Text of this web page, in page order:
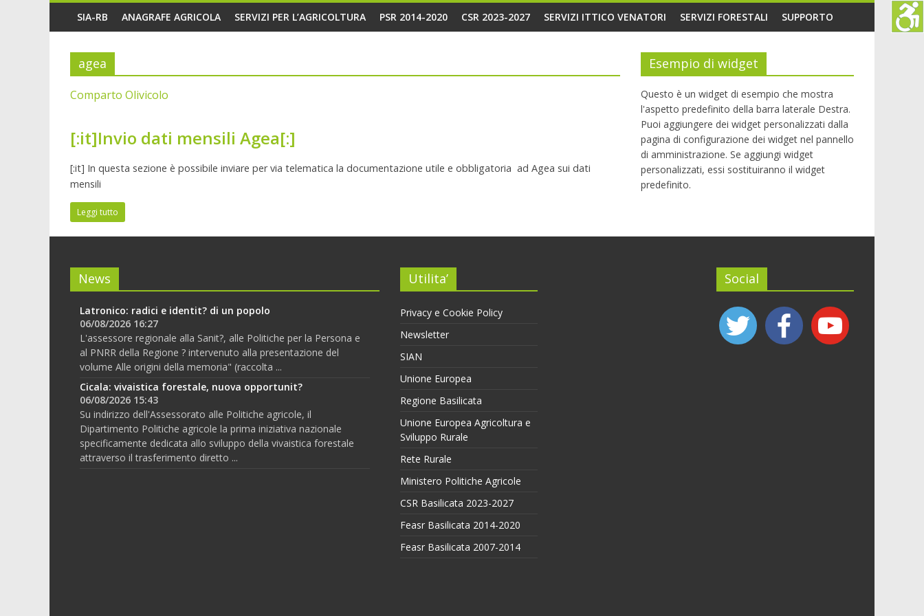
SIA-RB ANAGRAFE AGRICOLA SERVIZI PER L’AGRICOLTURA PSR 2014-2020 CSR 2023-2027 SERVIZI ITTICO VENATORI SERVIZI FORESTALI SUPPORTO
agea
Comparto Olivicolo
[:it]Invio dati mensili Agea[:]
[:it] In questa sezione è possibile inviare per via telematica la documentazione utile e obbligatoria ad Agea sui dati
mensili
Leggi tutto
Esempio di widget
Questo è un widget di esempio che mostra
l'aspetto predefinito della barra laterale Destra.
Puoi aggiungere dei widget personalizzati dalla
pagina di configurazione dei widget nel pannello
di amministrazione. Se aggiungi widget
personalizzati, essi sostituiranno il widget
predefinito.
News
Latronico: radici e identit? di un popolo
06/08/2026 16:27
L'assessore regionale alla Sanit?, alle Politiche per la Persona e
al PNRR della Regione ? intervenuto alla presentazione del
volume Alle origini della memoria" (raccolta ...
Cicala: vivaistica forestale, nuova opportunit?
06/08/2026 15:43
Su indirizzo dell'Assessorato alle Politiche agricole, il
Dipartimento Politiche agricole la prima iniziativa nazionale
specificamente dedicata allo sviluppo della vivaistica forestale
attraverso il trasferimento diretto ...
Utilita’
Privacy e Cookie Policy
Newsletter
SIAN
Unione Europea
Regione Basilicata
Unione Europea Agricoltura e
Sviluppo Rurale
Rete Rurale
Ministero Politiche Agricole
CSR Basilicata 2023-2027
Feasr Basilicata 2014-2020
Feasr Basilicata 2007-2014
Social